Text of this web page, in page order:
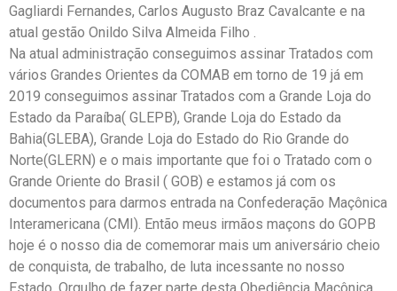
Gagliardi Fernandes, Carlos Augusto Braz Cavalcante e na
atual gestão Onildo Silva Almeida Filho .
Na atual administração conseguimos assinar Tratados com
vários Grandes Orientes da COMAB em torno de 19 já em
2019 conseguimos assinar Tratados com a Grande Loja do
Estado da Paraíba( GLEPB), Grande Loja do Estado da
Bahia(GLEBA), Grande Loja do Estado do Rio Grande do
Norte(GLERN) e o mais importante que foi o Tratado com o
Grande Oriente do Brasil ( GOB) e estamos já com os
documentos para darmos entrada na Confederação Maçônica
Interamericana (CMI). Então meus irmãos maçons do GOPB
hoje é o nosso dia de comemorar mais um aniversário cheio
de conquista, de trabalho, de luta incessante no nosso